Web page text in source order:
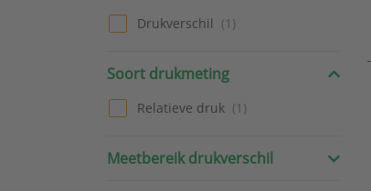
Drukverschil
Soort drukmeting
Relatieve druk
Meetbereik drukverschil